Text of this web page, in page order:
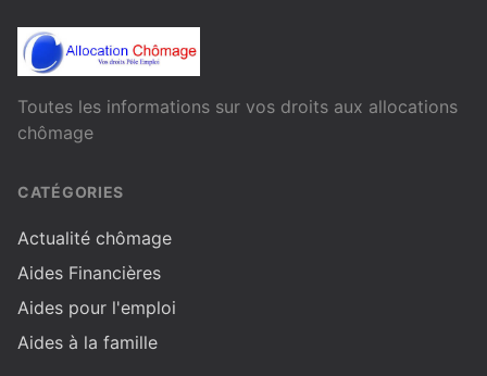
Toutes les informations sur vos droits aux allocations
chômage
CATÉGORIES
Actualité chômage
Aides Financières
Aides pour l'emploi
Aides à la famille